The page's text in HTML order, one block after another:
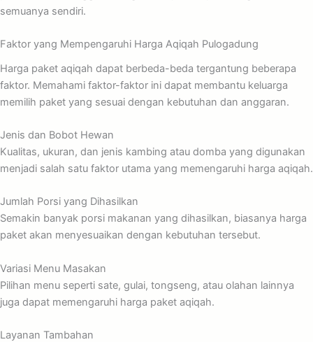
semuanya sendiri.
Faktor yang Mempengaruhi Harga Aqiqah Pulogadung
Harga paket aqiqah dapat berbeda-beda tergantung beberapa
faktor. Memahami faktor-faktor ini dapat membantu keluarga
memilih paket yang sesuai dengan kebutuhan dan anggaran.
Jenis dan Bobot Hewan
Kualitas, ukuran, dan jenis kambing atau domba yang digunakan
menjadi salah satu faktor utama yang memengaruhi harga aqiqah.
Jumlah Porsi yang Dihasilkan
Semakin banyak porsi makanan yang dihasilkan, biasanya harga
paket akan menyesuaikan dengan kebutuhan tersebut.
Variasi Menu Masakan
Pilihan menu seperti sate, gulai, tongseng, atau olahan lainnya
juga dapat memengaruhi harga paket aqiqah.
Layanan Tambahan